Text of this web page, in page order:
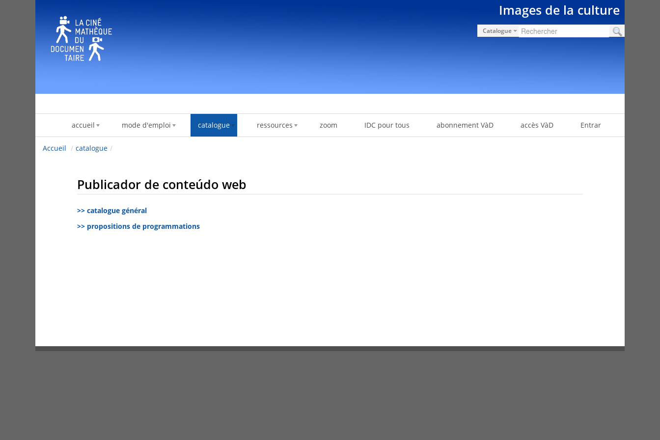
Images de la culture
Catalogue
accueil mode d'emploi catalogue ressources zoom IDC pour tous abonnement VàD accès VàD Entrar
Accueil / catalogue /
Publicador de conteúdo web
>> catalogue général
>> propositions de programmations